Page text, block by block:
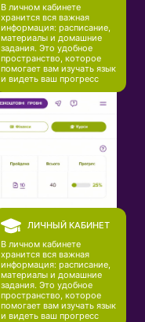
В личном кабинете
хранится вся важная
информация: расписание,
материалы и домашние
задания. Это удобное
пространство, которое
помогает вам изучать язык
и видеть ваш прогресс
ЛИЧНЫЙ КАБИНЕТ
В личном кабинете
хранится вся важная
информация: расписание,
материалы и домашние
задания. Это удобное
пространство, которое
помогает вам изучать язык
и видеть ваш прогресс